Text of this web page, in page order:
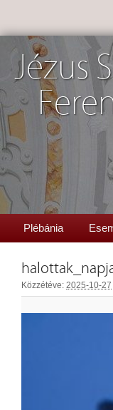
Jézus
Plébánia
Közzétéve: 2025-10-27